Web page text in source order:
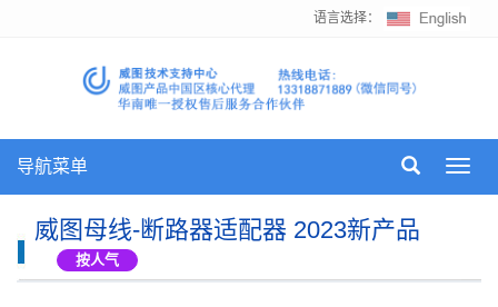
语言选择：
导航菜单
威图母线-断路器适配器 2023新产品
按人气